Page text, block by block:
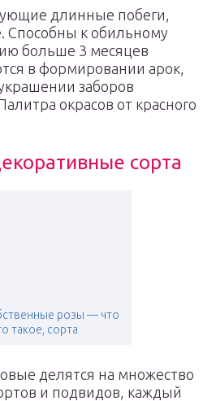
длинные побеги,
Способны к обильному
больше 3 месяцев
в формировании арок,
заборов
окрасов от красного
сорта
розы — что
такое, сорта
делятся на множество
и подвидов, каждый